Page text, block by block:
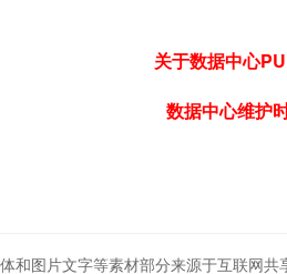
关于数据中心
数据中心维护
和图片文字等素材部分来源于互联网